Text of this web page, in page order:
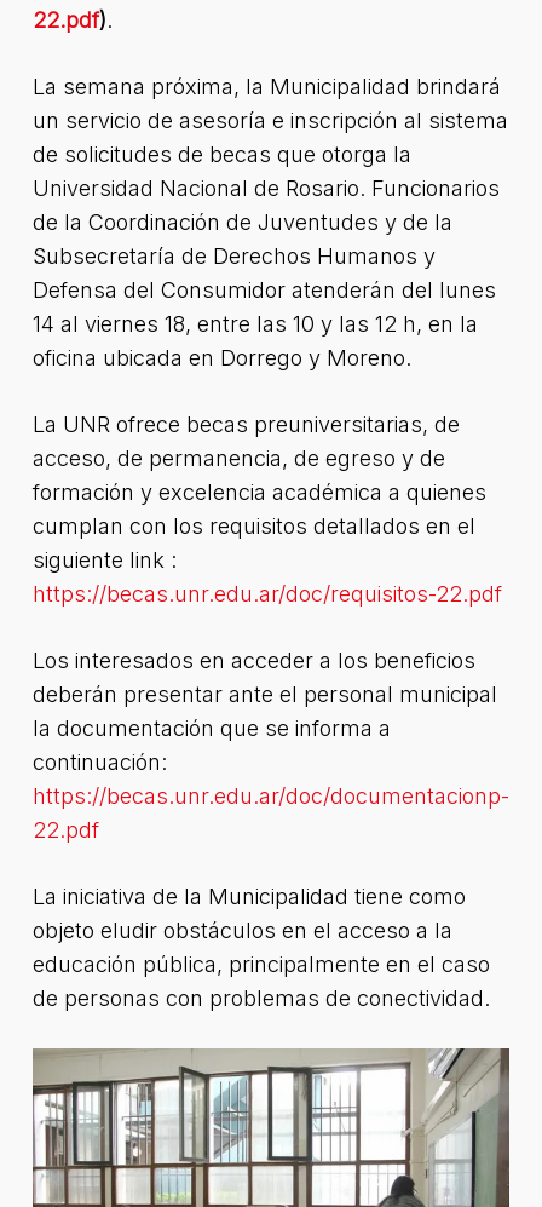
22.pdf).
La semana próxima, la Municipalidad brindará
un servicio de asesoría e inscripción al sistema
de solicitudes de becas que otorga la
Universidad Nacional de Rosario. Funcionarios
de la Coordinación de Juventudes y de la
Subsecretaría de Derechos Humanos y
Defensa del Consumidor atenderán del lunes
14 al viernes 18, entre las 10 y las 12 h, en la
oficina ubicada en Dorrego y Moreno.
La UNR ofrece becas preuniversitarias, de
acceso, de permanencia, de egreso y de
formación y excelencia académica a quienes
cumplan con los requisitos detallados en el
siguiente link :
https://becas.unr.edu.ar/doc/requisitos-22.pdf
Los interesados en acceder a los beneficios
deberán presentar ante el personal municipal
la documentación que se informa a
continuación:
https://becas.unr.edu.ar/doc/documentacionp-
22.pdf
La iniciativa de la Municipalidad tiene como
objeto eludir obstáculos en el acceso a la
educación pública, principalmente en el caso
de personas con problemas de conectividad.